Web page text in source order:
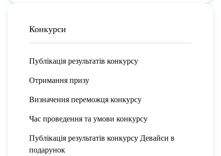
Конкурси
Публікація результатів конкурсу
Отримання призу
Визначення переможця конкурсу
Час проведення та умови конкурсу
Публікація результатів конкурсу Девайси в
подарунок